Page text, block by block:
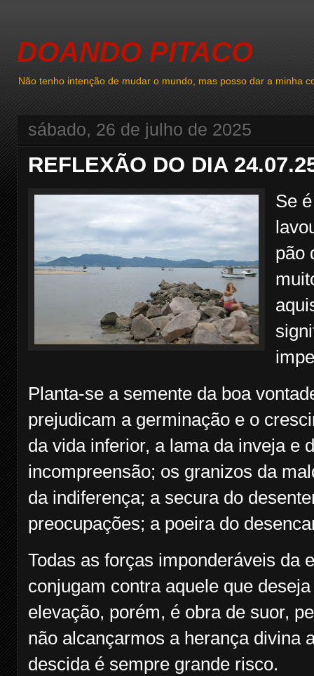
DOANDO PITACO
Não tenho intenção de mudar o mundo, mas posso dar a minha
sábado, 26 de julho de 2025
REFLEXÃO DO DIA
Se
pão
Planta-se a semente da boa
prejudicam a germinação e o
da vida inferior, a lama da inveja e
incompreensão; os granizos da
da indiferença; a secura do
preocupações; a poeira do
Todas as forças imponderáveis da
conjugam contra aquele que
elevação, porém, é obra de suor,
não alcançarmos a herança divina
descida é sempre grande risco.